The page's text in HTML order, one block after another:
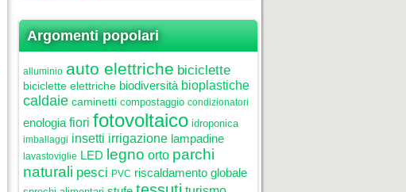
Argomenti popolari
alluminio auto elettriche biciclette
biciclette elettriche biodiversità bioplastiche
caldaie caminetti compostaggio condizionatori
enologia fiori fotovoltaico idroponica
imballaggi insetti irrigazione lampadine
lavastoviglie LED legno orto parchi
naturali pesci PVC riscaldamento globale